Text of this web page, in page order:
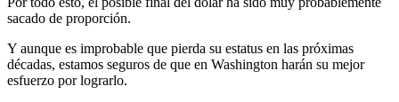
sacado de proporción.
Y aunque es improbable que pierda su estatus en las próximas
décadas, estamos seguros de que en Washington harán su mejor
esfuerzo por lograrlo.